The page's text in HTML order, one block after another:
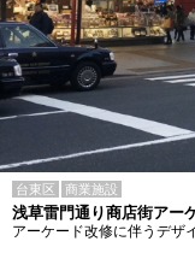
台東区 商業施設
浅草雷門通り商店街アー
アーケード改修に伴うデザ